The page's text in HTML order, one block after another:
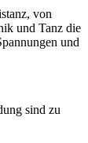
von
und Tanz die
und
sind zu